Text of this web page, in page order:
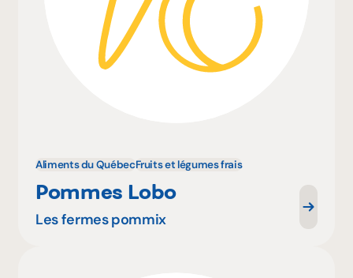
Aliments du QuébecFruits et légumes frais
Pommes Lobo
Les fermes pommix